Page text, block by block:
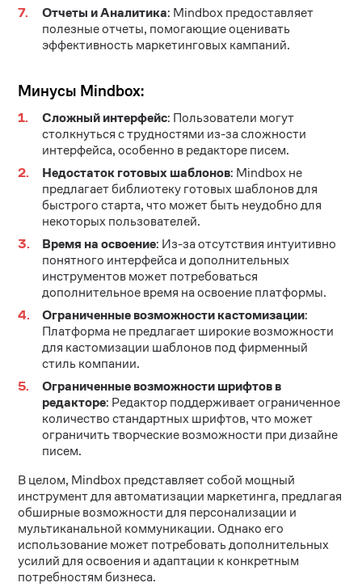
Отчеты и Аналитика: Mindbox предоставляет
полезные отчеты, помогающие оценивать
эффективность маркетинговых кампаний​​.
Минусы Mindbox:
Сложный интерфейс: Пользователи могут
столкнуться с трудностями из-за сложности
интерфейса, особенно в редакторе писем​​.
Недостаток готовых шаблонов: Mindbox не
предлагает библиотеку готовых шаблонов для
быстрого старта, что может быть неудобно для
некоторых пользователей​​.
Время на освоение: Из-за отсутствия интуитивно
понятного интерфейса и дополнительных
инструментов может потребоваться
дополнительное время на освоение платформы.
Ограниченные возможности кастомизации:
Платформа не предлагает широкие возможности
для кастомизации шаблонов под фирменный
стиль компании​​.
Ограниченные возможности шрифтов в
редакторе: Редактор поддерживает ограниченное
количество стандартных шрифтов, что может
ограничить творческие возможности при дизайне
писем​​.
В целом, Mindbox представляет собой мощный
инструмент для автоматизации маркетинга, предлагая
обширные возможности для персонализации и
мультиканальной коммуникации. Однако его
использование может потребовать дополнительных
усилий для освоения и адаптации к конкретным
потребностям бизнеса.